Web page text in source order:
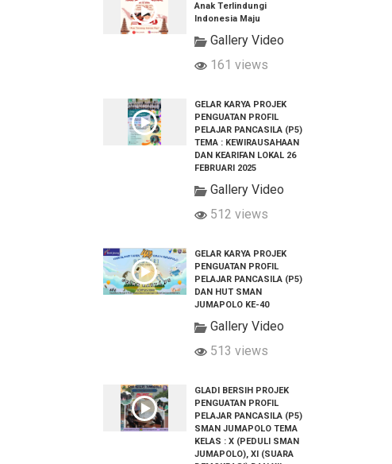
Anak Terlindungi
Indonesia Maju
Gallery Video
161 views
GELAR KARYA PROJEK
PENGUATAN PROFIL
PELAJAR PANCASILA (P5)
TEMA : KEWIRAUSAHAAN
DAN KEARIFAN LOKAL 26
FEBRUARI 2025
Gallery Video
512 views
GELAR KARYA PROJEK
PENGUATAN PROFIL
PELAJAR PANCASILA (P5)
DAN HUT SMAN
JUMAPOLO KE-40
Gallery Video
513 views
GLADI BERSIH PROJEK
PENGUATAN PROFIL
PELAJAR PANCASILA (P5)
SMAN JUMAPOLO TEMA
KELAS : X (PEDULI SMAN
JUMAPOLO), XI (SUARA